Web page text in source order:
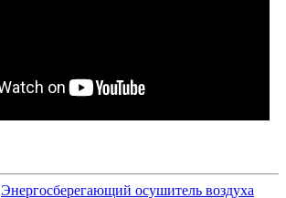
Энергосберегающий осушитель воздуха